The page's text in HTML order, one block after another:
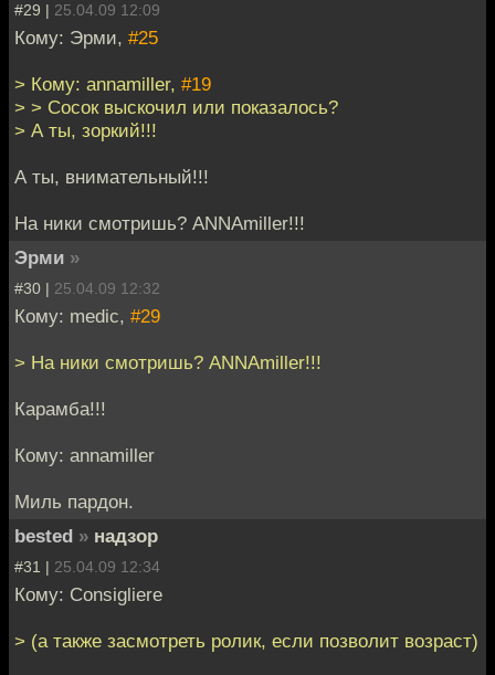
#29 | 25.04.09 12:09
Кому: Эрми, #25
> Кому: annamiller, #19
> > Сосок выскочил или показалось?
> А ты, зоркий!!!
А ты, внимательный!!!
На ники смотришь? ANNAmiller!!!
Эрми »
#30 | 25.04.09 12:32
Кому: medic, #29
> На ники смотришь? ANNAmiller!!!
Карамба!!!
Кому: annamiller
Миль пардон.
bested » надзор
#31 | 25.04.09 12:34
Кому: Consigliere
> (а также засмотреть ролик, если позволит возраст)